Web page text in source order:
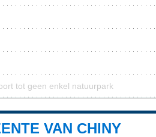
tot geen enkel natuurpark
VAN CHINY